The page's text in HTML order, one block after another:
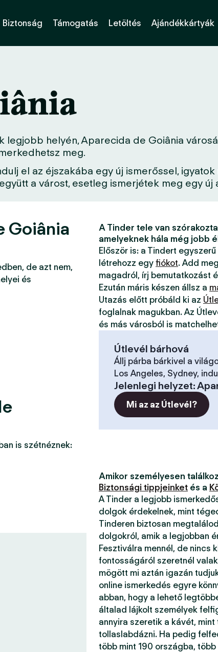
Biztonság Támogatás Letöltés Ajándékkártyák
helyén, Aparecida de Goiânia
meg.
el az éjszakába egy új ismerőssel,
a várost, esetleg ismerjétek meg egy
Goiânia
de azt nem,
és
is szétnéznek:
A Tinder tele van
amelyeknek hála még jobb
Először is: a Tindert
létrehozz egy fiókot. Add
magadról, írj bemutatkozást
Ezután máris készen állsz a
Utazás előtt próbáld ki az
foglalnak magukban. Az
és más városból is
Útlevél bárhová
Állj párba bárkivel a
Los Angeles, Sydney,
Jelenlegi helyzet:
Mi az az Útlevél?
Amikor személyesen
Biztonsági tippjeinket és a
A Tinder a legjobb
dolgok érdekelnek, mint
Tinderen biztosan
dolgokról, amik a legjobban
Fesztiválra mennél, de nincs
fontosságáról szeretnél
mögött mi aztán igazán
online ismerkedés egyre
abban, hogy a lehető
általad lájkolt személyek
annyira szeretik a kávét,
tollaslabdázni. Ha pedig
több mint 190 országba,